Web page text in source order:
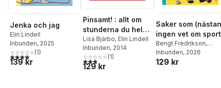
Jenka och jag
Elin Lindell
Inbunden, 2025
4,0utav 5 stjärnor. Totalt antal röster:
(1)
139 kr
Pinsamt! : allt om
stunderna du helst
vill glömma!
Lisa Bjärbo, Elin Lindell
Inbunden, 2014
3,0utav 5 stjärnor. Totalt antal röster:
(1)
129 kr
Saker som
ingen vet om sport
Bengt Fredrikson,
Andreas Palmaer
Lindell
Inbunden, 2026
129 kr